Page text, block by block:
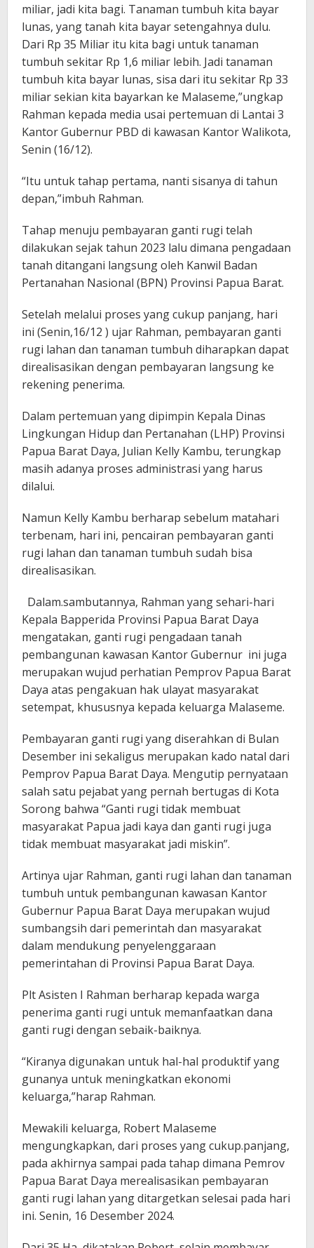
miliar, jadi kita bagi. Tanaman tumbuh kita bayar
lunas, yang tanah kita bayar setengahnya dulu.
Dari Rp 35 Miliar itu kita bagi untuk tanaman
tumbuh sekitar Rp 1,6 miliar lebih. Jadi tanaman
tumbuh kita bayar lunas, sisa dari itu sekitar Rp 33
miliar sekian kita bayarkan ke Malaseme,”ungkap
Rahman kepada media usai pertemuan di Lantai 3
Kantor Gubernur PBD di kawasan Kantor Walikota,
Senin (16/12).
“Itu untuk tahap pertama, nanti sisanya di tahun
depan,”imbuh Rahman.
Tahap menuju pembayaran ganti rugi telah
dilakukan sejak tahun 2023 lalu dimana pengadaan
tanah ditangani langsung oleh Kanwil Badan
Pertanahan Nasional (BPN) Provinsi Papua Barat.
Setelah melalui proses yang cukup panjang, hari
ini (Senin,16/12 ) ujar Rahman, pembayaran ganti
rugi lahan dan tanaman tumbuh diharapkan dapat
direalisasikan dengan pembayaran langsung ke
rekening penerima.
Dalam pertemuan yang dipimpin Kepala Dinas
Lingkungan Hidup dan Pertanahan (LHP) Provinsi
Papua Barat Daya, Julian Kelly Kambu, terungkap
masih adanya proses administrasi yang harus
dilalui.
Namun Kelly Kambu berharap sebelum matahari
terbenam, hari ini, pencairan pembayaran ganti
rugi lahan dan tanaman tumbuh sudah bisa
direalisasikan.
Dalam.sambutannya, Rahman yang sehari-hari
Kepala Bapperida Provinsi Papua Barat Daya
mengatakan, ganti rugi pengadaan tanah
pembangunan kawasan Kantor Gubernur ini juga
merupakan wujud perhatian Pemprov Papua Barat
Daya atas pengakuan hak ulayat masyarakat
setempat, khususnya kepada keluarga Malaseme.
Pembayaran ganti rugi yang diserahkan di Bulan
Desember ini sekaligus merupakan kado natal dari
Pemprov Papua Barat Daya. Mengutip pernyataan
salah satu pejabat yang pernah bertugas di Kota
Sorong bahwa “Ganti rugi tidak membuat
masyarakat Papua jadi kaya dan ganti rugi juga
tidak membuat masyarakat jadi miskin”.
Artinya ujar Rahman, ganti rugi lahan dan tanaman
tumbuh untuk pembangunan kawasan Kantor
Gubernur Papua Barat Daya merupakan wujud
sumbangsih dari pemerintah dan masyarakat
dalam mendukung penyelenggaraan
pemerintahan di Provinsi Papua Barat Daya.
Plt Asisten I Rahman berharap kepada warga
penerima ganti rugi untuk memanfaatkan dana
ganti rugi dengan sebaik-baiknya.
“Kiranya digunakan untuk hal-hal produktif yang
gunanya untuk meningkatkan ekonomi
keluarga,”harap Rahman.
Mewakili keluarga, Robert Malaseme
mengungkapkan, dari proses yang cukup.panjang,
pada akhirnya sampai pada tahap dimana Pemrov
Papua Barat Daya merealisasikan pembayaran
ganti rugi lahan yang ditargetkan selesai pada hari
ini. Senin, 16 Desember 2024.